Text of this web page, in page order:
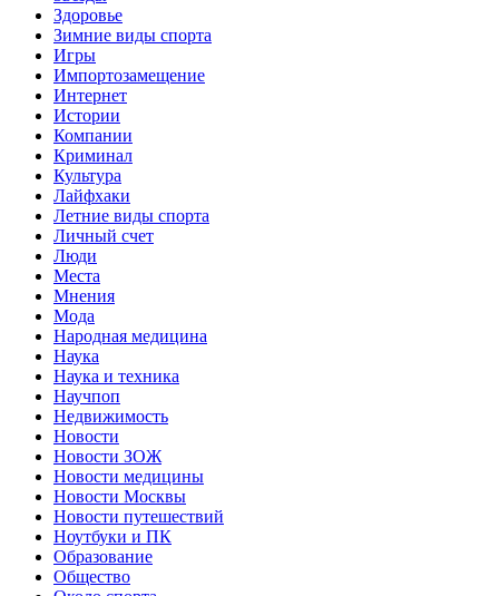
Здоровье
Зимние виды спорта
Игры
Импортозамещение
Интернет
Истории
Компании
Криминал
Культура
Лайфхаки
Летние виды спорта
Личный счет
Люди
Места
Мнения
Мода
Народная медицина
Наука
Наука и техника
Научпоп
Недвижимость
Новости
Новости ЗОЖ
Новости медицины
Новости Москвы
Новости путешествий
Ноутбуки и ПК
Образование
Общество